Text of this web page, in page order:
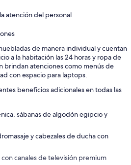
atención del personal
de manera individual y cuentan
a la habitación las 24 horas y ropa de
brindan atenciones como menús de
con espacio para laptops.
beneficios adicionales en todas las
sábanas de algodón egipcio y
y cabezales de ducha con
canales de televisión premium